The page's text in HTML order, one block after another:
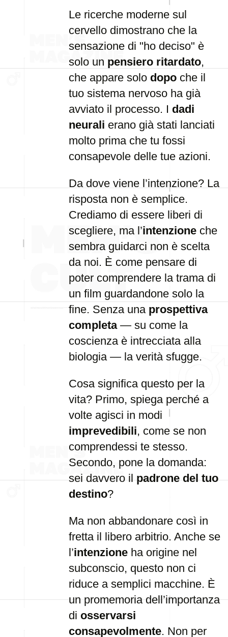
Le ricerche moderne sul
cervello dimostrano che la
sensazione di "ho deciso" è
solo un pensiero ritardato,
che appare solo dopo che il
tuo sistema nervoso ha già
avviato il processo. I dadi
neurali erano già stati lanciati
molto prima che tu fossi
consapevole delle tue azioni.
Da dove viene l’intenzione? La
risposta non è semplice.
Crediamo di essere liberi di
scegliere, ma l’intenzione che
sembra guidarci non è scelta
da noi. È come pensare di
poter comprendere la trama di
un film guardandone solo la
fine. Senza una prospettiva
completa— su come la
coscienza è intrecciata alla
biologia — la verità sfugge.
Cosa significa questo per la
vita? Primo, spiega perché a
volte agisci in modi
imprevedibili, come se non
comprendessi te stesso.
Secondo, pone la domanda:
sei davvero ilpadrone del tuo
destino?
Ma non abbandonare così in
fretta il libero arbitrio. Anche se
l’intenzione ha origine nel
subconscio, questo non ci
riduce a semplici macchine. È
un promemoria dell’importanza
di osservarsi
consapevolmente. Non per